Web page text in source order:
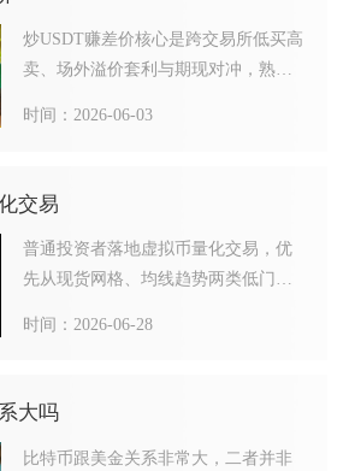
炒USDT赚差价核心是跨交易所低买高
卖、场外溢价套利与期现对冲，熟练
时间：2026-06-03
交易
普通投资者落地虚拟币量化交易，优
先从现货网格、均线趋势两类低门槛
时间：2026-06-28
大吗
比特币跟美金关系非常大，二者并非